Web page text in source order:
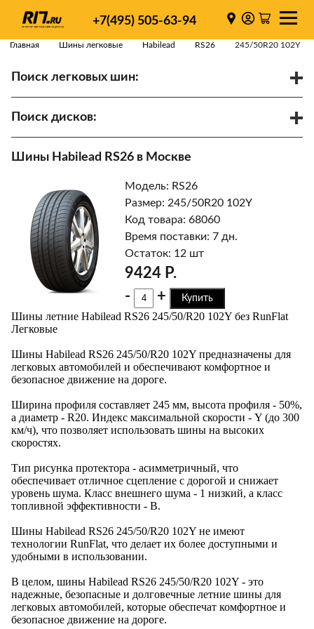
+7(495) 505-63-94
Главная Шины легковые Habilead RS26 245/50R20 102Y
Поиск легковых шин:
Поиск дисков:
Найти
Шины Habilead RS26 в Москве
Модель: RS26
Размер: 245/50R20 102Y
Код товара: 68060
Время поставки: 7 дн.
Остаток: 12 шт
9424 Р.
-
+ Купить
Шины летние Habilead RS26 245/50/R20 102Y без RunFlat
Легковые
Шины Habilead RS26 245/50/R20 102Y предназначены для
легковых автомобилей и обеспечивают комфортное и
безопасное движение на дороге.
Ширина профиля составляет 245 мм, высота профиля - 50%,
а диаметр - R20. Индекс максимальной скорости - Y (до 300
км/ч), что позволяет использовать шины на высоких
скоростях.
Тип рисунка протектора - асимметричный, что
обеспечивает отличное сцепление с дорогой и снижает
уровень шума. Класс внешнего шума - 1 низкий, а класс
топливной эффективности - B.
Шины Habilead RS26 245/50/R20 102Y не имеют
технологии RunFlat, что делает их более доступными и
удобными в использовании.
В целом, шины Habilead RS26 245/50/R20 102Y - это
надежные, безопасные и долговечные летние шины для
легковых автомобилей, которые обеспечат комфортное и
безопасное движение на дороге.